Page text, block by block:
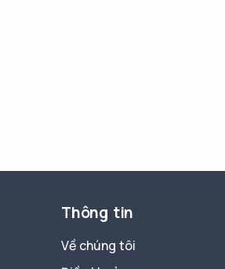
Thông tin
Về chúng tôi